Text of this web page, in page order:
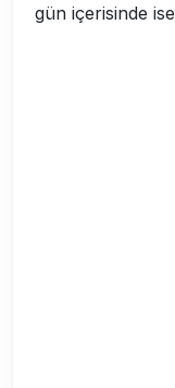
gün içerisinde ise